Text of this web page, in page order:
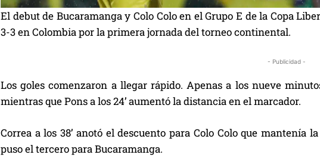
El debut de Bucaramanga y Colo Colo en el Grupo E de la Copa
3-3 en Colombia por la primera jornada del torneo continental.
- Publicidad -
Los goles comenzaron a llegar rápido. Apenas a los nueve
mientras que Pons a los 24’ aumentó la distancia en el marcador.
Correa a los 38’ anotó el descuento para Colo Colo que mantenía
puso el tercero para Bucaramanga.